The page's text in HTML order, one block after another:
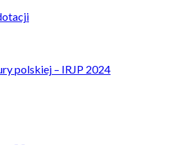
polskiej – IRJP 2024